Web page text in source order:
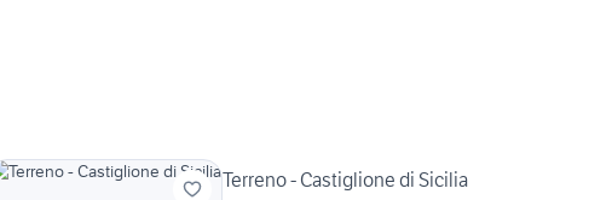
Terreno - Castiglione di Sicilia